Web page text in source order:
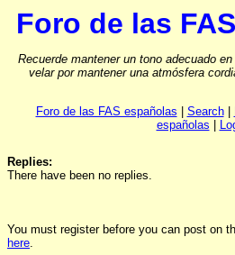
Foro de las
Recuerde mantener un tono adecuado
velar por mantener una atmósfera
Foro de las FAS españolas Search|
españolas
Replies:
There have been no replies.
You must register before you can post on
here.